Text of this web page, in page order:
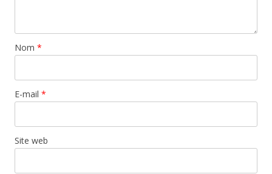
Nom *
E-mail *
Site web